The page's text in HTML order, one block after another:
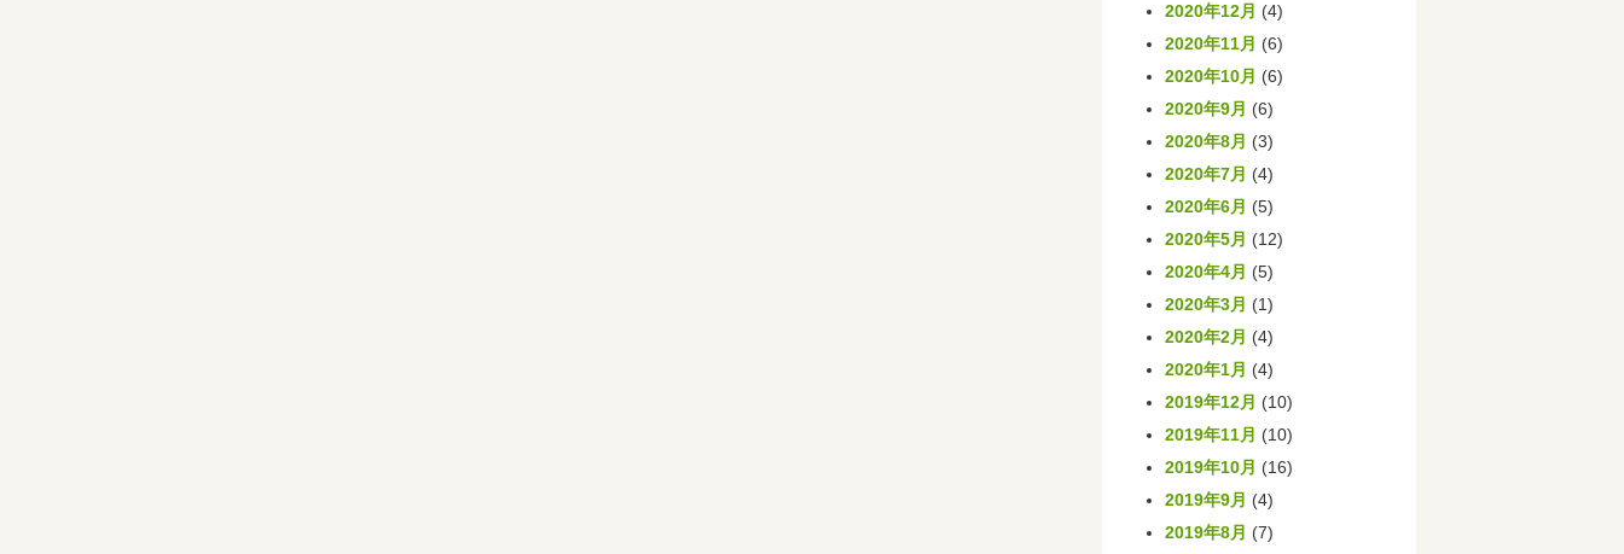
2020年12月 (4)
2020年11月 (6)
2020年10月 (6)
2020年9月 (6)
2020年8月 (3)
2020年7月 (4)
2020年6月 (5)
2020年5月 (12)
2020年4月 (5)
2020年3月 (1)
2020年2月 (4)
2020年1月 (4)
2019年12月 (10)
2019年11月 (10)
2019年10月 (16)
2019年9月 (4)
2019年8月 (7)